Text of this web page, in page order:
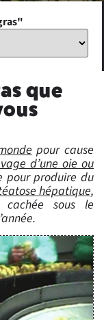
que
pour cause
d’une oie ou
pour produire du
hépatique,
sous le